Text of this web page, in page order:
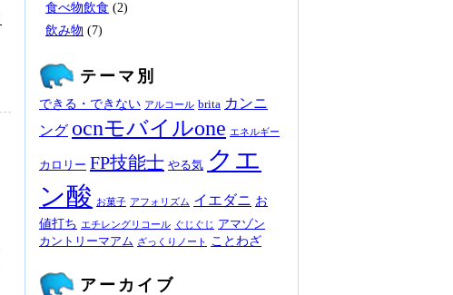
食べ物飲食 (2)
飲み物 (7)
テーマ別
できる・できない アルコール brita カンニ
ング ocnモバイルone エネルギー
カロリー FP技能士 やる気 クエ
ン酸
お菓子 アフォリズム イエダニ お
値打ち エチレングリコール ぐじぐじ
アマゾン
カントリーマアム ざっくりノート ことわざ
アーカイブ